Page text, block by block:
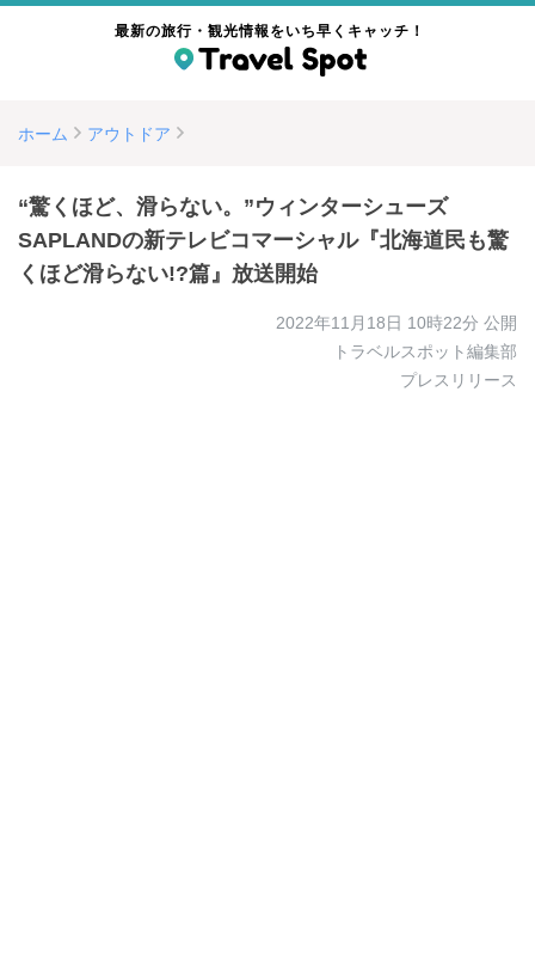
最新の旅行・観光情報をいち早くキャッチ！
ホーム アウトドア
“驚くほど、滑らない。”ウィンターシューズ
SAPLANDの新テレビコマーシャル『北海道民も驚
くほど滑らない!?篇』放送開始
2022年11月18日 10時22分 公開
トラベルスポット編集部
プレスリリース